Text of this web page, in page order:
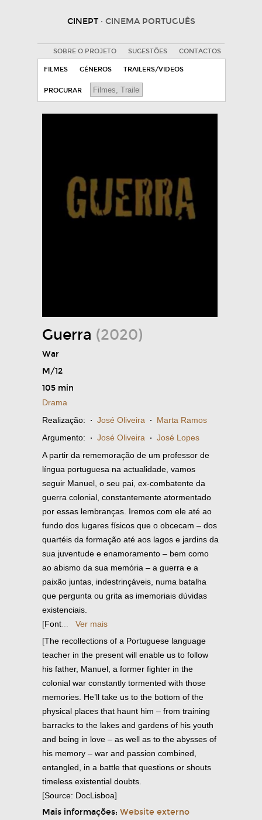
CINEPT · CINEMA PORTUGUÊS
SOBRE O PROJETO SUGESTÕES CONTACTOS
FILMES GÉNEROS TRAILERS/VIDEOS
PROCURAR
Guerra (2020)
War
M/12
105 min
Drama
Realização: · José Oliveira · Marta Ramos
Argumento: · José Oliveira · José Lopes
A partir da rememoração de um professor de
língua portuguesa na actualidade, vamos
seguir Manuel, o seu pai, ex-combatente da
guerra colonial, constantemente atormentado
por essas lembranças. Iremos com ele até ao
fundo dos lugares físicos que o obcecam – dos
quartéis da formação até aos lagos e jardins da
sua juventude e enamoramento – bem como
ao abismo da sua memória – a guerra e a
paixão juntas, indestrinçáveis, numa batalha
que pergunta ou grita as imemoriais dúvidas
existenciais.
[Font...
Ver mais
[The recollections of a Portuguese language
teacher in the present will enable us to follow
his father, Manuel, a former fighter in the
colonial war constantly tormented with those
memories. He’ll take us to the bottom of the
physical places that haunt him – from training
barracks to the lakes and gardens of his youth
and being in love – as well as to the abysses of
his memory – war and passion combined,
entangled, in a battle that questions or shouts
timeless existential doubts.
[Source: DocLisboa]
Mais informações: Website externo